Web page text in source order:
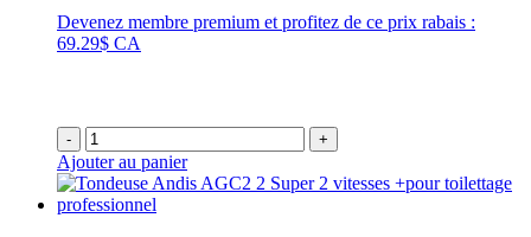
Devenez membre premium et profitez de ce prix rabais :
69.29$ CA
- +
Ajouter au panier